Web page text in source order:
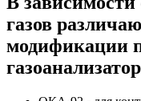
газов
модификации